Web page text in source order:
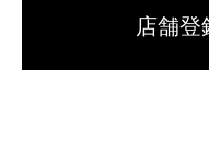
店舗登